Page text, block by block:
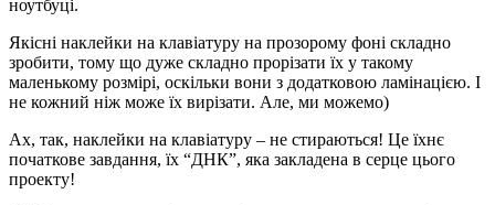
ноутбуці.
Якісні наклейки на клавіатуру на прозорому фоні складно
зробити, тому що дуже складно прорізати їх у такому
маленькому розмірі, оскільки вони з додатковою ламінацією. І
не кожний ніж може їх вирізати. Але, ми можемо)
Ах, так, наклейки на клавіатуру – не стираються! Це їхнє
початкове завдання, їх “ДНК”, яка закладена в серце ​​цього
проекту!